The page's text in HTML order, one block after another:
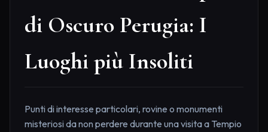
di Oscuro Perugia: I
Luoghi più Insoliti
Punti di interesse particolari, rovine o monumenti
misteriosi da non perdere durante una visita a Tempio